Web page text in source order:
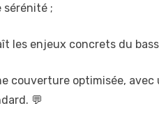
sérénité ;
les enjeux concrets du
couverture optimisée,
💬